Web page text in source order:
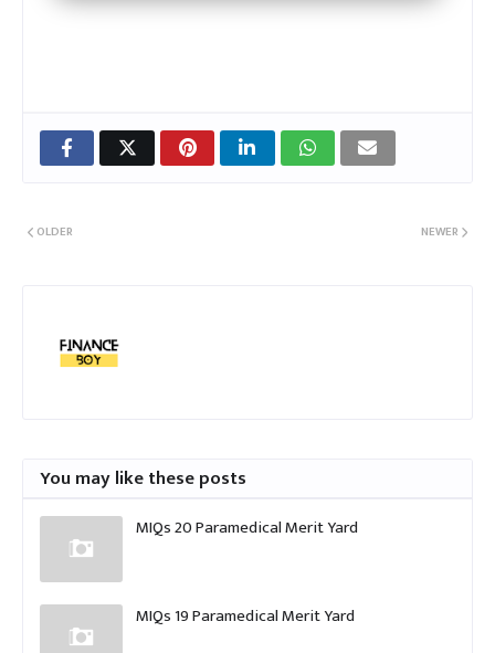
NEWER
OLDER
You may like these posts
MIQs 20 Paramedical Merit Yard
MIQs 19 Paramedical Merit Yard